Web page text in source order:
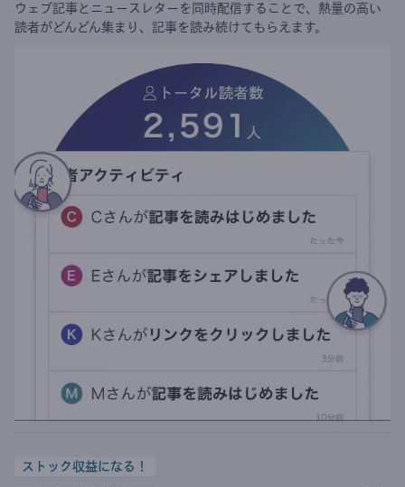
ウェブ記事とニュースレターを同時配信することで、熱量の高い
読者がどんどん集まり、記事を読み続けてもらえます。
ストック収益になる！